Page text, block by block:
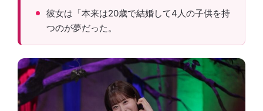
彼女は「本来は20歳で結婚して4人の子供を持
つのが夢だった。